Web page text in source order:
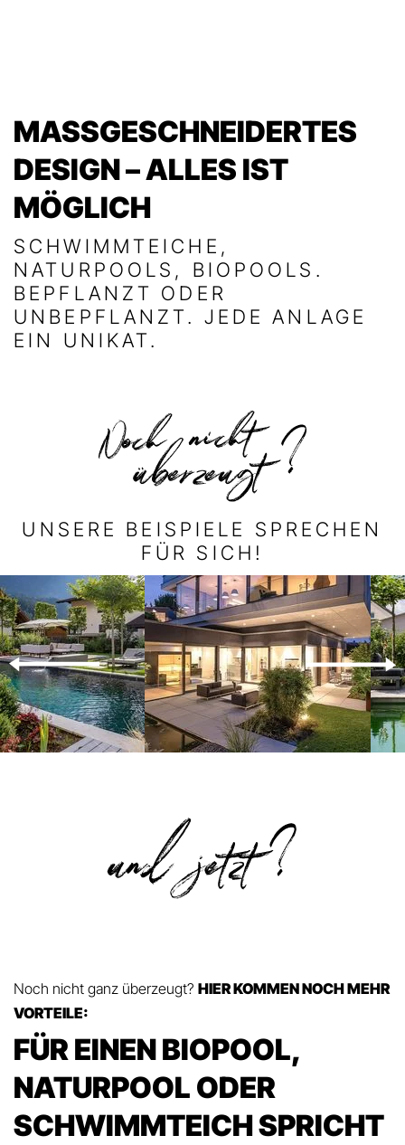
MASSGESCHNEIDERTES
DESIGN – ALLES IST
MÖGLICH
SCHWIMMTEICHE,
NATURPOOLS, BIOPOOLS.
BEPFLANZT ODER
UNBEPFLANZT. JEDE ANLAGE
EIN UNIKAT.
UNSERE BEISPIELE SPRECHEN
FÜR SICH!
Noch nicht ganz überzeugt? HIER KOMMEN NOCH MEHR
VORTEILE:
FÜR EINEN BIOPOOL,
NATURPOOL ODER
SCHWIMMTEICH SPRICHT